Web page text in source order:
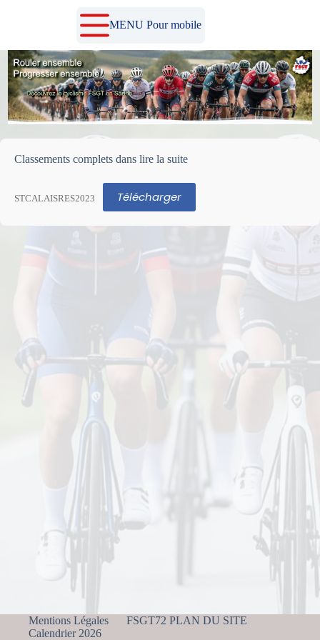
MENU Pour mobile
Classements complets dans lire la suite
STCALAISRES2023 Télécharger
Mentions Légales
FSGT72 PLAN DU SITE
Calendrier 2026